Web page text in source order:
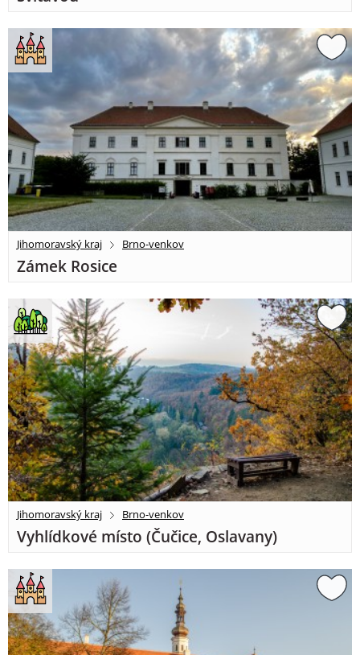
Jihomoravský kraj Brno-venkov
Zámek Rosice
Jihomoravský kraj Brno-venkov
Vyhlídkové místo (Čučice, Oslavany)